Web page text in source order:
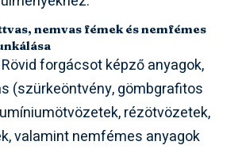
nemvas fémek és nemfémes
Rövid forgácsot képző anyagok,
(szürkeöntvény, gömbgrafitos
rézötvözetek,
valamint nemfémes anyagok